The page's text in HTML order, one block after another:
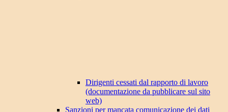
Dirigenti cessati dal rapporto di lavoro
(documentazione da pubblicare sul sito
web)
Sanzioni per mancata comunicazione dei dati